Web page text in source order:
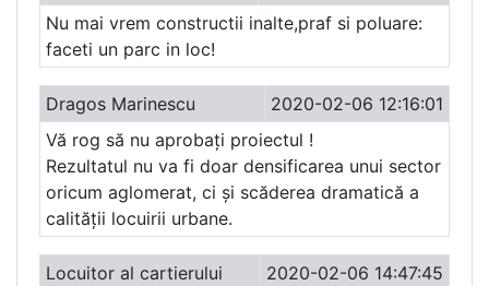
Nu mai vrem constructii inalte,praf si poluare:
faceti un parc in loc!
Dragos Marinescu
2020-02-06 12:16:01
Vă rog să nu aprobați proiectul !
Rezultatul nu va fi doar densificarea unui sector
oricum aglomerat, ci și scăderea dramatică a
calității locuirii urbane.
Locuitor al cartierului
2020-02-06 14:47:45